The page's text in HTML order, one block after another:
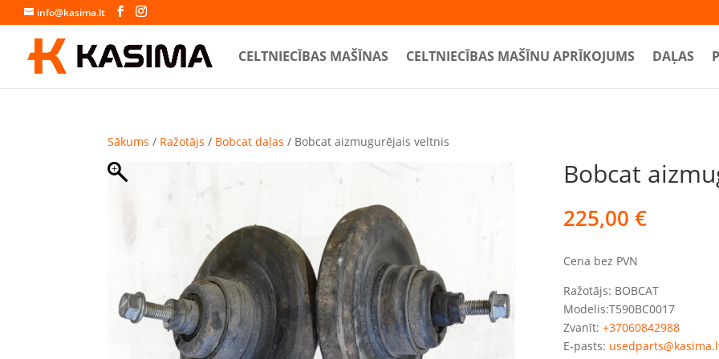
info@kasima.lt
CELTNIECĪBAS MAŠĪNAS CELTNIECĪBAS MAŠĪNU APRĪKOJUMS DAĻAS
Sākums / Ražotājs / Bobcat daļas / Bobcat aizmugurējais veltnis
Bobcat
225,00 €
Cena bez PVN
Ražotājs: BOBCAT
Modelis:T590BC0017
Zvanīt: +37060842988
E-pasts: